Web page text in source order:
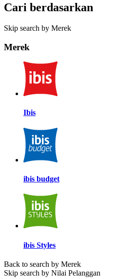
Cari berdasarkan
Skip search by Merek
Merek
Ibis
ibis budget
ibis Styles
Back to search by Merek
Skip search by Nilai Pelanggan